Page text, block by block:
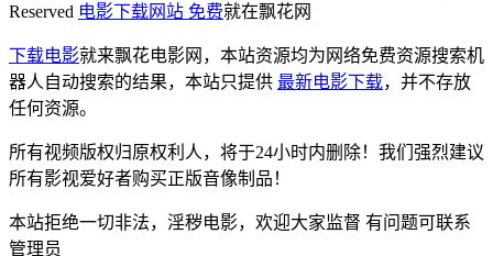
Reserved 电影下载网站 免费就在飘花网
下载电影就来飘花电影网，本站资源均为网络免费资源搜索机
器人自动搜索的结果，本站只提供 最新电影下载，并不存放
任何资源。
所有视频版权归原权利人，将于24小时内删除！我们强烈建议
所有影视爱好者购买正版音像制品！
本站拒绝一切非法，淫秽电影，欢迎大家监督 有问题可联系
管理员